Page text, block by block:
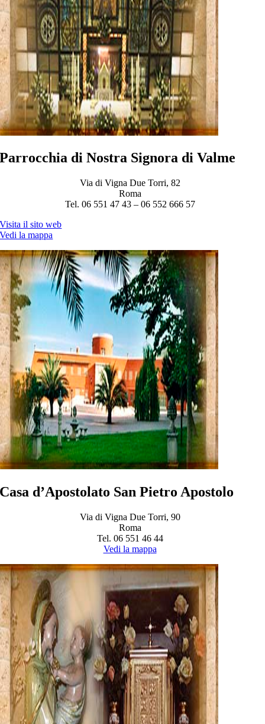
Parrocchia di Nostra Signora di Valme
Via di Vigna Due Torri, 82
Roma
Tel. 06 551 47 43 – 06 552 666 57
Visita il sito web
Vedi la mappa
Casa d’Apostolato San Pietro Apostolo
Via di Vigna Due Torri, 90
Roma
Tel. 06 551 46 44
Vedi la mappa